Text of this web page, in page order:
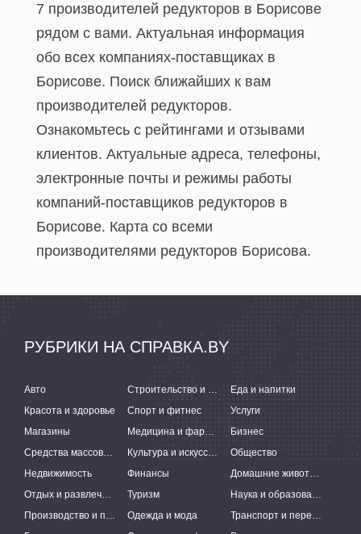
7 производителей редукторов в Борисове
рядом с вами. Актуальная информация
обо всех компаниях-поставщиках в
Борисове. Поиск ближайших к вам
производителей редукторов.
Ознакомьтесь с рейтингами и отзывами
клиентов. Актуальные адреса, телефоны,
электронные почты и режимы работы
компаний-поставщиков редукторов в
Борисове. Карта со всеми
производителями редукторов Борисова.
РУБРИКИ НА СПРАВКА.BY
Авто Строительство и ремонт
Еда и напитки
Красота и здоровье
Спорт и фитнес
Услуги
Магазины
Медицина и фармацевтика
Бизнес
Средства массовой информации
Культура и искусство
Общество
Недвижимость
Финансы
Домашние животные
Отдых и развлечения
Туризм
Наука и образование
Производство и поставки
Одежда и мода
Транспорт и перевозки